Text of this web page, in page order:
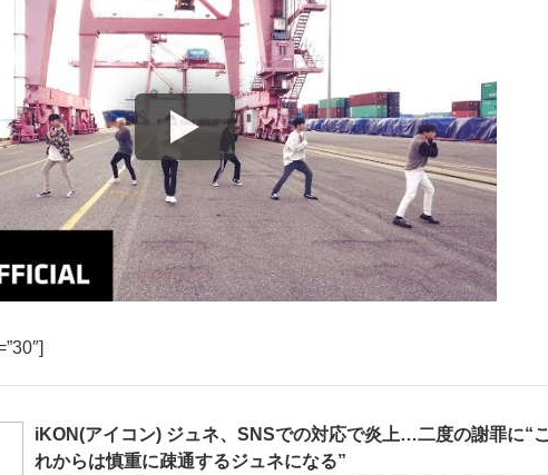
iKON(アイコン) ジュネ、SNSでの対応で炎上…二度の謝罪に“こ
れからは慎重に疎通するジュネになる”